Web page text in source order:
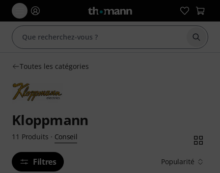
Toutes les catégories
Kloppmann
11 Produits · Conseil
Filtres Popularité